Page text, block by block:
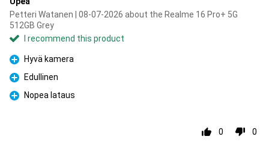
Petteri Watanen | 08-07-2026 about the Realme 16 Pro+ 5G
512GB Grey
I recommend this product
Pro
Hyvä kamera
Pro
Edullinen
Pro
Nopea lataus
0 0